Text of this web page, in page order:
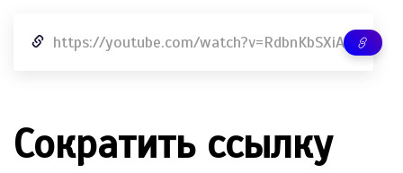
Сократить ссылку